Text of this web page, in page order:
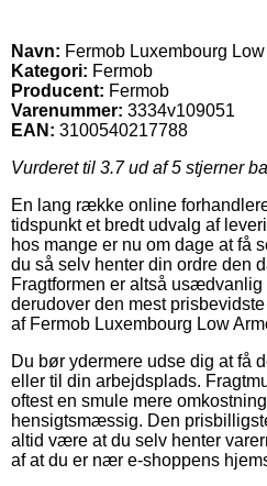
Navn: Fermob Luxembourg
Kategori: Fermob
Producent: Fermob
Varenummer: 3334v109051
EAN: 3100540217788
Vurderet til 3.7ud af 5 stjerner
En lang række online
tidspunkt et bredt udvalg af
hos mange er nu om dage at få
du så selv henter din ordre den
Fragtformen er altså
derudover den mest
af Fermob Luxembourg Low
Du bør ydermere udse dig at få
eller til din arbejdsplads.
oftest en smule mere
hensigtsmæssig. Den
altid være at du selv henter
af at du er nær e-shoppens